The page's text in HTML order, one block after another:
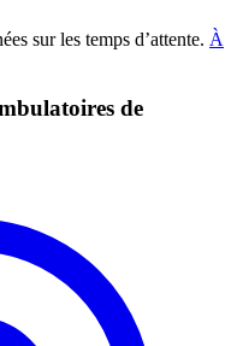
sur les temps d’attente. À
de